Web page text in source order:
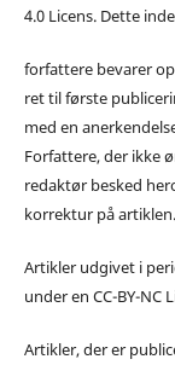
4.0 Licens. Dette
forfattere bevarer
ret til første
med en
Forfattere, der ikke
redaktør besked
korrektur på artiklen.
Artikler udgivet i
under en CC-BY-NC
Artikler, der er